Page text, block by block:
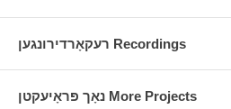
רעקאָרדירונגען Recordings
נאָך פּראָיעקטן More Projects